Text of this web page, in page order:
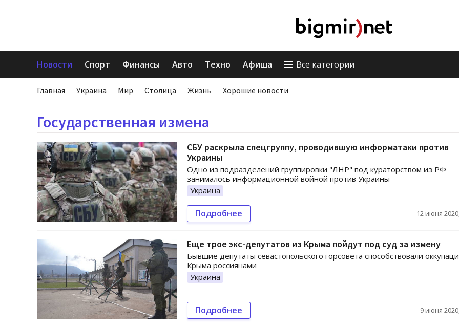
Новости Спорт Финансы Авто Техно Афиша Все категории
Главная Украина Мир Столица Жизнь Хорошие новости
Государственная измена
СБУ раскрыла спецгруппу, проводившую информатаки против
Украины
Одно из подразделений группировки "ЛНР" под кураторством из РФ
занималось информационной войной против Украины
Украина
Подробнее 12 июня
Еще трое экс-депутатов из Крыма пойдут под суд за измену
Бывшие депутаты севастопольского горсовета способствовали
Крыма россиянами
Украина
Подробнее 9 июня